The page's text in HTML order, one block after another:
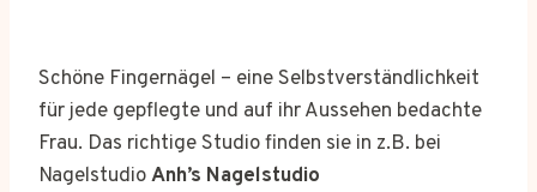
Schöne Fingernägel – eine Selbstverständlichkeit
für jede gepflegte und auf ihr Aussehen bedachte
Frau. Das richtige Studio finden sie in z.B. bei
NagelstudioAnh’s Nagelstudio